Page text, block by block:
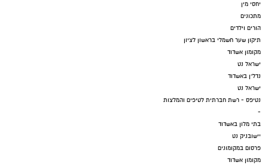
יחסי מין
מתכונים
הורים וילדים
תיקון שער חשמלי בראשון לציון
מקומון אשדוד
ישראל נט
נדל"ן באשדוד
ישראל נט
נטיפס - רשת חברתית לטיפים והמלצות
-
בתי מלון באשדוד
יישובניק נט
פרסום במקומונים
מקומון אשדוד